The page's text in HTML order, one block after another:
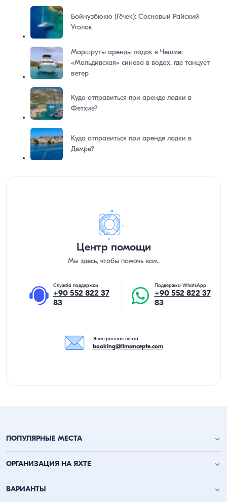
Бойнузбюкю (Гёчек): Сосновый Райский
Уголок
Маршруты аренды лодок в Чешме:
«Мальдивская» синева в водах, где танцует
ветер
Куда отправиться при аренде лодки в
Фетхие?
Куда отправиться при аренде лодки в
Демре?
Центр помощи
Мы здесь, чтобы помочь вам.
Служба поддержки
+90 552 822 37
83
Поддержка WhatsApp
+90 552 822 37
83
Электронная почта
booking@limancepte.com
ПОПУЛЯРНЫЕ МЕСТА
Анталья аренда яхт
Каш аренда яхт
ОРГАНИЗАЦИЯ НА ЯХТЕ
День рождения на яхте
ВАРИАНТЫ